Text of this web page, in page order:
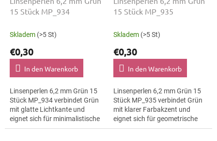
15 Stück MP_934
Skladem (>5 St)
€0,30
In den Warenkorb
Linsenperlen 6,2 mm Grün 15
Stück MP_934 verbindet Grün
mit glatte Lichtkante und
eignet sich für minimalistische
Schmuckstücke,
15 Stück MP_935
Skladem (>5 St)
€0,30
In den Warenkorb
Linsenperlen 6,2 mm Grün 15
Stück MP_935 verbindet Grün
mit klarer Farbakzent und
eignet sich für geometrische
Muster, Karten und